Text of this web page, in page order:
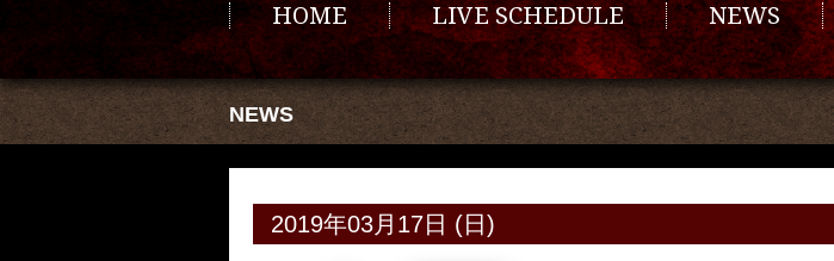
HOME LIVE SCHEDULE NEWS
NEWS
2019年03月17日 (日)